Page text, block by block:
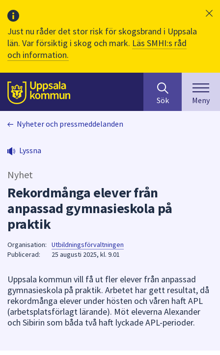
Just nu råder det stor risk för skogsbrand i Uppsala
län. Var försiktig i skog och mark. Läs SMHI:s råd
och information.
Till sidans
huvudinnehåll
efter
innehåll
på
sökfältet
kommer
sökförslag
Använd
piltangenterna
för
att
navigera
Sök Meny
Nyheter och pressmeddelanden
Lyssna
Nyhet
Rekordmånga elever från
anpassad gymnasieskola på
praktik
Organisation:
Utbildningsförvaltningen
Publicerad:
25 augusti 2025, kl. 9.01
Uppsala kommun vill få ut fler elever från anpassad
gymnasieskola på praktik. Arbetet har gett resultat, då
rekordmånga elever under hösten och våren haft APL
(arbetsplatsförlagt lärande). Möt eleverna Alexander
och Sibirin som båda två haft lyckade APL-perioder.